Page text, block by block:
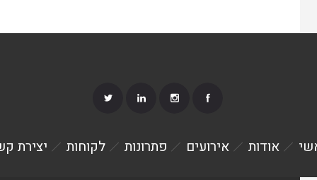
אודות אירועים פתרונות לקוחות יצירת